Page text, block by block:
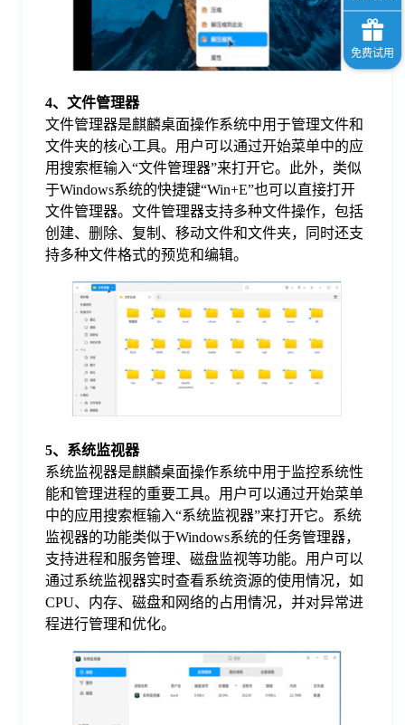
4、文件管理器
文件管理器是麒麟桌面操作系统中用于管理文件和
文件夹的核心工具。用户可以通过开始菜单中的应
用搜索框输入“文件管理器”来打开它。此外，类似
于Windows系统的快捷键“Win+E”也可以直接打开
文件管理器。文件管理器支持多种文件操作，包括
创建、删除、复制、移动文件和文件夹，同时还支
持多种文件格式的预览和编辑。
5、系统监视器
系统监视器是麒麟桌面操作系统中用于监控系统性
能和管理进程的重要工具。用户可以通过开始菜单
中的应用搜索框输入“系统监视器”来打开它。系统
监视器的功能类似于Windows系统的任务管理器，
支持进程和服务管理、磁盘监视等功能。用户可以
通过系统监视器实时查看系统资源的使用情况，如
CPU、内存、磁盘和网络的占用情况，并对异常进
程进行管理和优化。